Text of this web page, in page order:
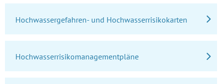
Hochwassergefahren- und Hochwasserrisikokarten
Hochwasserrisikomanagementpläne